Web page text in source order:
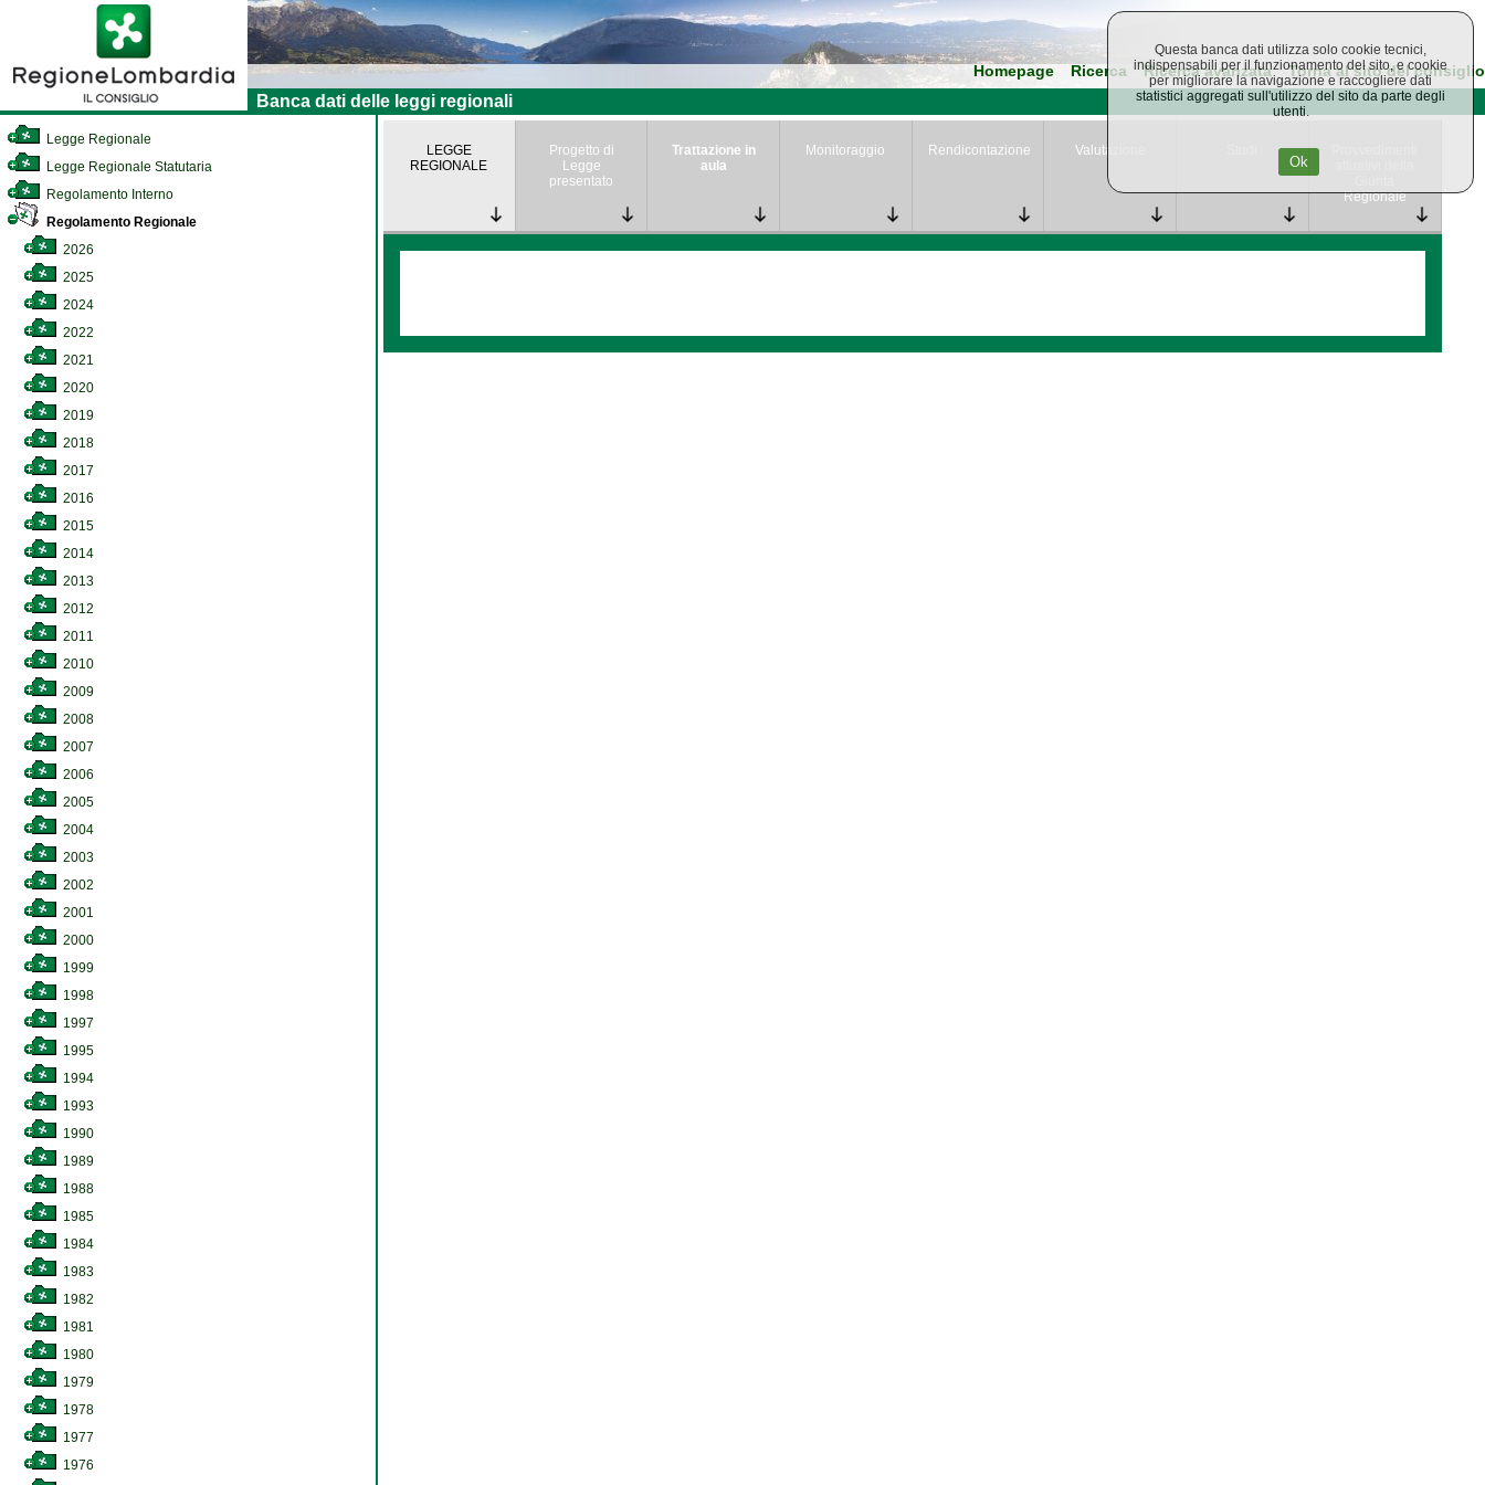
Homepage Ricerca Ricerca avanzata Torna al sito del consiglio
Banca dati delle leggi regionali
Legge Regionale
Legge Regionale Statutaria
Regolamento Interno
Regolamento Regionale
2026
2025
2024
2022
2021
2020
2019
2018
2017
2016
2015
2014
2013
2012
2011
2010
2009
2008
2007
2006
2005
2004
2003
2002
2001
2000
1999
1998
1997
1995
1994
1993
1990
1989
1988
1985
1984
1983
1982
1981
1980
1979
1978
1977
1976
LEGGE
REGIONALE
Progetto di
Legge
presentato
Trattazione in
aula
Monitoraggio Rendicontazione Valutazione
Regionale
Questa banca dati utilizza solo cookie tecnici,
indispensabili per il funzionamento del sito, e cookie
per migliorare la navigazione e raccogliere dati
statistici aggregati sull'utilizzo del sito da parte degli
utenti.
Ok